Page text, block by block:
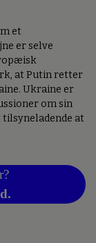
et
er selve
at Putin retter
Ukraine er
om sin
at